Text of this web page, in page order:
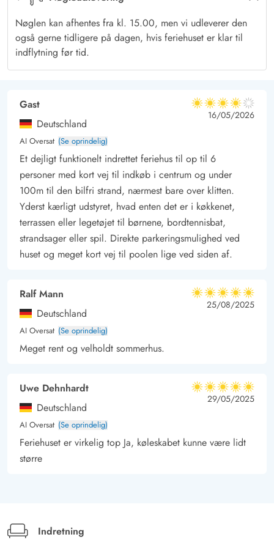
inklusiv hunden.
Vejers Strands hyggelige bymidte ligger kun få minutters gang
væk, og har I lyst til lidt afveksling, er en tur til byen det
perfekte valg. Her er der flere spændende forretninger, gode
af softice.
Udlejes ikke til ungdomsgrupper.
Nøglen kan afhentes fra kl. 15.00, men vi udleverer den
også gerne tidligere på dagen, hvis feriehuset er klar til
indflytning før tid.
Gast
Deutschland
AI Oversat (Se oprindelig)
4 ud af 5
4 ud af 5
4 out of 5
16/05/2026
Et dejligt funktionelt indrettet feriehus til op til 6
personer med kort vej til indkøb i centrum og under
100m til den bilfri strand, nærmest bare over klitten.
Yderst kærligt udstyret, hvad enten det er i køkkenet,
terrassen eller legetøjet til børnene, bordtennisbat,
strandsager eller spil. Direkte parkeringsmulighed ved
huset og meget kort vej til poolen lige ved siden af.
Ralf Mann
Deutschland
AI Oversat (Se oprindelig)
5 ud af 5
5 ud af 5
5 out of 5
25/08/2025
Meget rent og velholdt sommerhus.
Uwe Dehnhardt
Deutschland
AI Oversat (Se oprindelig)
5 ud af 5
5 ud af 5
5 out of 5
29/05/2025
Feriehuset er virkelig top Ja, køleskabet kunne være lidt
større
Indretning